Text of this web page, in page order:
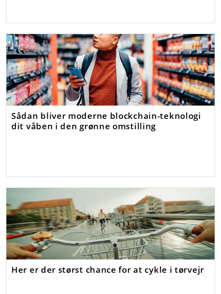
Sådan bliver moderne blockchain-teknologi
dit våben i den grønne omstilling
Her er der størst chance for at cykle i tørvejr